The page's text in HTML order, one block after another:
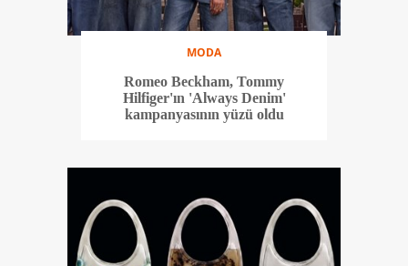
MODA
Romeo Beckham, Tommy
Hilfiger'ın 'Always Denim'
kampanyasının yüzü oldu